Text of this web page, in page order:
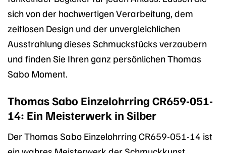
sich von der hochwertigen Verarbeitung, dem
zeitlosen Design und der unvergleichlichen
Ausstrahlung dieses Schmuckstücks verzaubern
und finden Sie Ihren ganz persönlichen Thomas
Sabo Moment.
Thomas Sabo Einzelohrring CR659-051-
14: Ein Meisterwerk in Silber
Der Thomas Sabo Einzelohrring CR659-051-14 ist